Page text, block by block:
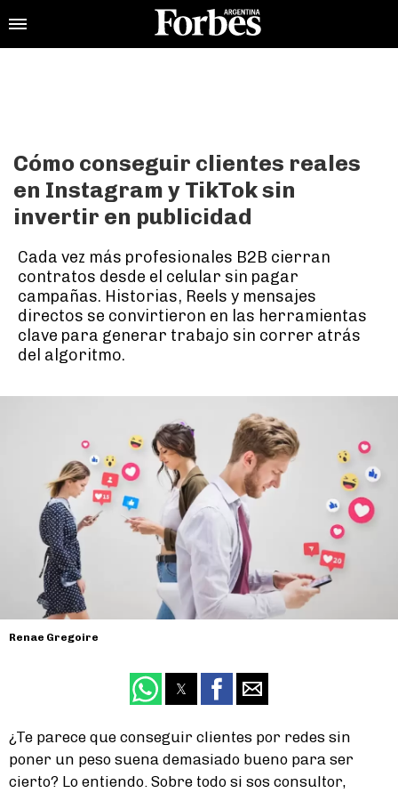
Cómo conseguir clientes reales
en Instagram y TikTok sin
invertir en publicidad
Cada vez más profesionales B2B cierran
contratos desde el celular sin pagar
campañas. Historias, Reels y mensajes
directos se convirtieron en las herramientas
clave para generar trabajo sin correr atrás
del algoritmo.
Renae Gregoire
¿Te parece que conseguir clientes por redes sin
poner un peso suena demasiado bueno para ser
cierto? Lo entiendo. Sobre todo si sos consultor,